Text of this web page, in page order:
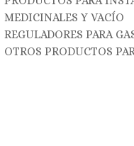
MEDICINALES Y VACÍO
REGULADORES PARA
OTROS PRODUCTOS